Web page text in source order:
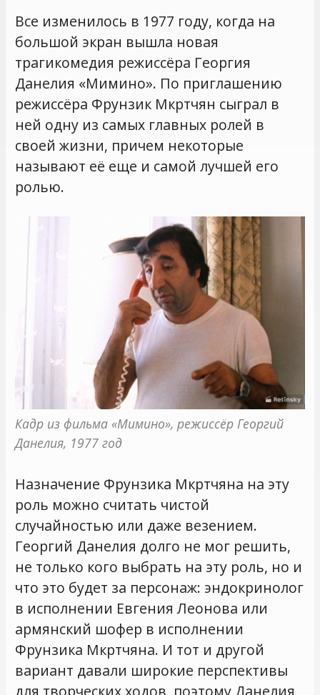
Все изменилось в 1977 году, когда на
большой экран вышла новая
трагикомедия режиссёра Георгия
Данелия «Мимино». По приглашению
режиссёра Фрунзик Мкртчян сыграл в
ней одну из самых главных ролей в
своей жизни, причем некоторые
называют её еще и самой лучшей его
ролью.
Кадр из фильма «Мимино», режиссёр Георгий
Данелия, 1977 год
Назначение Фрунзика Мкртчяна на эту
роль можно считать чистой
случайностью или даже везением.
Георгий Данелия долго не мог решить,
не только кого выбрать на эту роль, но и
что это будет за персонаж: эндокринолог
в исполнении Евгения Леонова или
армянский шофер в исполнении
Фрунзика Мкртчяна. И тот и другой
вариант давали широкие перспективы
для творческих ходов, поэтому Данелия